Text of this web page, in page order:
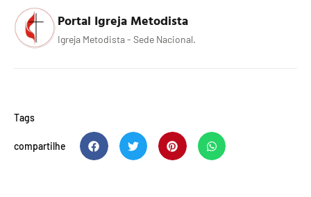
Portal Igreja Metodista
Igreja Metodista - Sede Nacional.
Tags
compartilhe